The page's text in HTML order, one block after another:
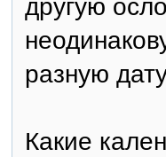
другую
разную
Какие